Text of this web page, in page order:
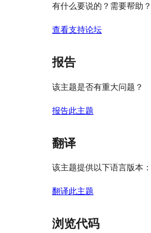
有什么要说的？需要帮助？
查看支持论坛
报告
该主题是否有重大问题？
报告此主题
翻译
该主题提供以下语言版本：
翻译此主题
浏览代码